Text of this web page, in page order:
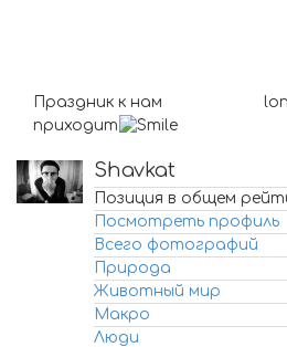
Праздник к нам
приходит
Shavkat
Позиция в общем
Посмотреть профиль
Всего фотографий
Природа
Животный мир
Макро
Люди